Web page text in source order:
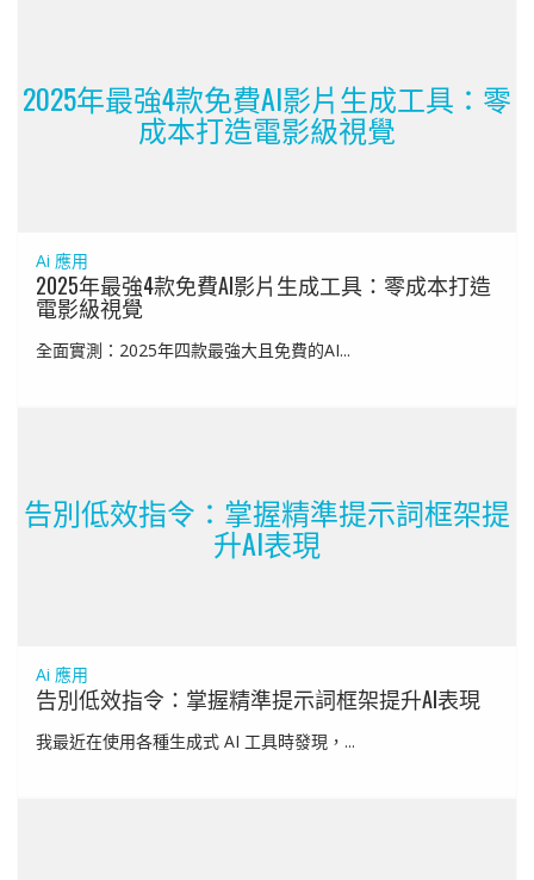
2025年最強4款免費AI影片生成工具：零
成本打造電影級視覺
Ai 應用
2025年最強4款免費AI影片生成工具：零成本打造
電影級視覺
全面實測：2025年四款最強大且免費的AI...
告別低效指令：掌握精準提示詞框架提
升AI表現
Ai 應用
告別低效指令：掌握精準提示詞框架提升AI表現
我最近在使用各種生成式 AI 工具時發現，...